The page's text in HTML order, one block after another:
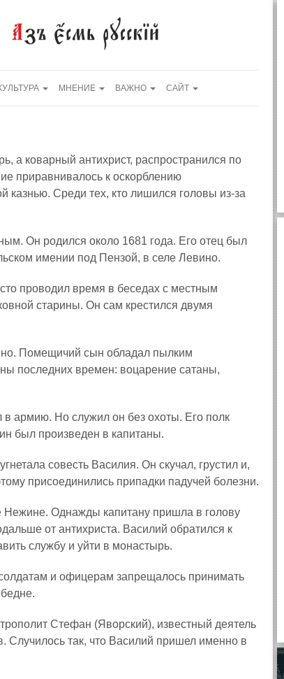
МНЕНИЕ ВАЖНО САЙТ
а коварный антихрист, распространился по
приравнивалось к оскорблению
казнью. Среди тех, кто лишился головы из‑за
. Он родился около 1681 года. Его отец был
имении под Пензой, в селе Левино.
проводил время в беседах с местным
старины. Он сам крестился двумя
Помещичий сын обладал пылким
последних времен: воцарение сатаны,
армию. Но служил он без охоты. Его полк
был произведен в капитаны.
совесть Василия. Он скучал, грустил и,
присоединились припадки падучей болезни.
Нежине. Однажды капитану пришла в голову
от антихриста. Василий обратился к
службу и уйти в монастырь.
и офицерам запрещалось принимать
Стефан (Яворский), известный деятель
Случилось так, что Василий пришел именно в